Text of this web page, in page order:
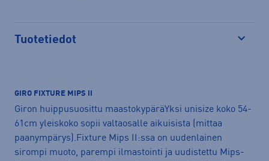
Tuotetiedot
GIRO FIXTURE MIPS II
Giron huippusuosittu maastokypäräYksi unisize koko 54-
61cm yleiskoko sopii valtaosalle aikuisista (mittaa
paanympärys).Fixture Mips II:ssa on uudenlainen
sirompi muoto, parempi ilmastointi ja uudistettu Mips-